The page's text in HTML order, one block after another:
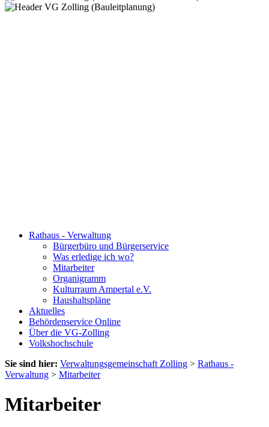
Rathaus - Verwaltung
Bürgerbüro und Bürgerservice
Was erledige ich wo?
Mitarbeiter
Organigramm
Kulturraum Ampertal e.V.
Haushaltspläne
Aktuelles
Behördenservice Online
Über die VG-Zolling
Volkshochschule
Sie sind hier: Verwaltungsgemeinschaft Zolling > Rathaus -
Verwaltung > Mitarbeiter
Mitarbeiter